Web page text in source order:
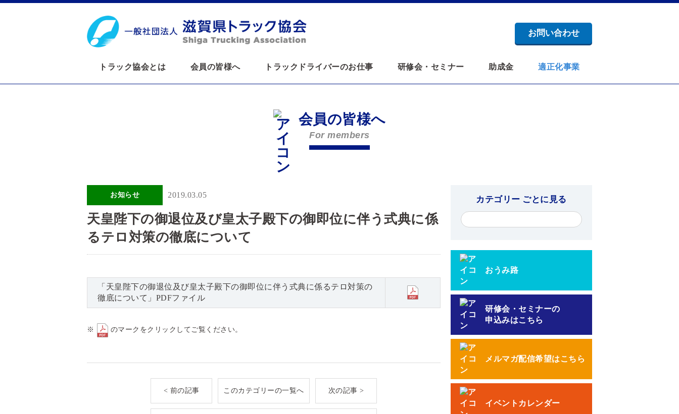
お問い合わせ
トラック協会とは 会員の皆様へ トラックドライバーのお仕事 研修会・セミナー 助成金 適正化事業
会員の皆様へ
For members
お知らせ 2019.03.05
天皇陛下の御退位及び皇太子殿下の御即位に伴う式典に係
るテロ対策の徹底について
「天皇陛下の御退位及び皇太子殿下の御即位に伴う式典に係るテロ対策の
徹底について」PDFファイル
※ のマークをクリックしてご覧ください。
< 前の記事 このカテゴリーの一覧へ 次の記事 >
カテゴリー ごとに見る
おうみ路
研修会・セミナーの
申込みはこちら
メルマガ配信希望はこちら
イベントカレンダー